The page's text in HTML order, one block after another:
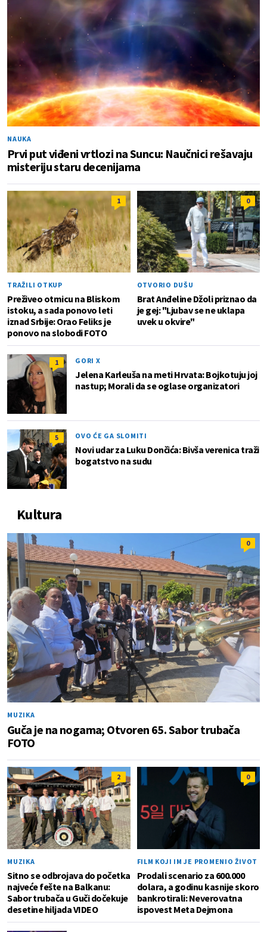
NAUKA
Prvi put viđeni vrtlozi na Suncu: Naučnici rešavaju
misteriju staru decenijama
1
TRAŽILI OTKUP
Preživeo otmicu na Bliskom
istoku, a sada ponovo leti
iznad Srbije: Orao Feliks je
ponovo na slobodi FOTO
0
OTVORIO DUŠU
Brat Anđeline Džoli priznao da
je gej: "Ljubav se ne uklapa
uvek u okvire"
1 GORI X
Jelena Karleuša na meti Hrvata: Bojkotuju joj
nastup; Morali da se oglase organizatori
5 OVO ĆE GA SLOMITI
Novi udar za Luku Dončića: Bivša verenica traži
bogatstvo na sudu
Kultura
0
MUZIKA
Guča je na nogama; Otvoren 65. Sabor trubača
FOTO
2
MUZIKA
Sitno se odbrojava do početka
najveće fešte na Balkanu:
Sabor trubača u Guči dočekuje
desetine hiljada VIDEO
0
FILM KOJI IM JE PROMENIO ŽIVOT
Prodali scenario za 600.000
dolara, a godinu kasnije skoro
bankrotirali: Neverovatna
ispovest Meta Dejmona